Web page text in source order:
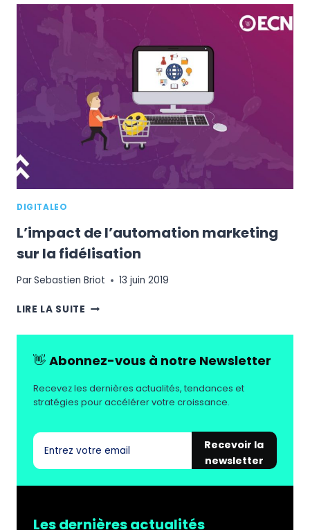
INTÉGREZ
LE
MARKETING
VOTRE
STRATÉGIE
DIGITALEO
L’impact de l’automation marketing
sur la fidélisation
ParSebastien Briot 13 juin 2019
LIRE LA SUITE L’IMPACT
L’AUTOMATION
SUR
FIDÉLISATION
👋 Abonnez-vous à notre Newsletter
Recevez les dernières actualités, tendances et
stratégies pour accélérer votre croissance.
Recevoir la
newsletter
Les dernières actualités